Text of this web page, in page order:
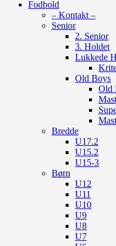
Fodbold
– Kontakt –
Senior
2. Senior
3. Holdet
Lukkede
Old Boys
Old
Bredde
U17.2
U15.2
U15-3
Børn
U12
U11
U10
U9
U8
U7